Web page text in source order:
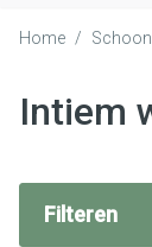
Home /
Intiem
Filteren